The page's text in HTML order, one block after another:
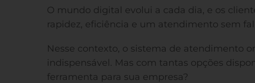
O mundo digital evolui a cada dia, e os
rapidez, eficiência e um atendimento sem
Nesse contexto, o sistema de atendimento
indispensável. Mas com tantas opções
ferramenta para sua empresa?